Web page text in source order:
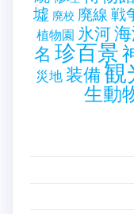
墟 廃校 廃線戦
植物園 氷河
名 珍百景
災地装備観
生動